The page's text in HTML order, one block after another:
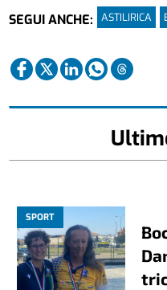
SEGUI ANCHE:
ASTILIRICA
SPORT